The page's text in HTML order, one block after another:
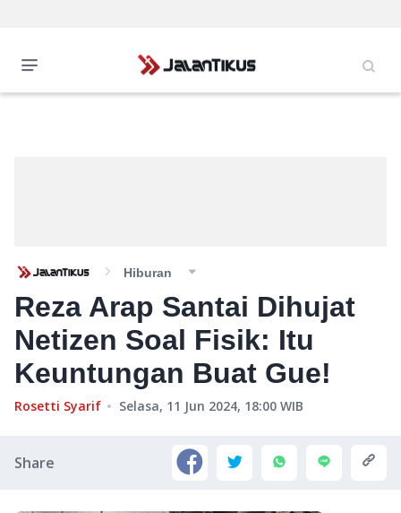
Hiburan
Reza Arap Santai Dihujat
Netizen Soal Fisik: Itu
Keuntungan Buat Gue!
Rosetti Syarif Selasa, 11 Jun 2024, 18:00 WIB
Share